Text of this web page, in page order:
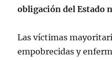
obligación del Estado
Las víctimas
empobrecidas y